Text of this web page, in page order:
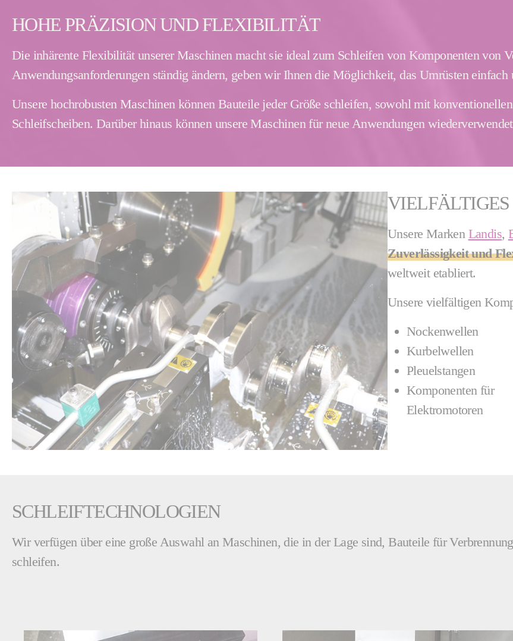
HOHE PRÄZISION UND FLEXIBILITÄT
Die inhärente Flexibilität unserer Maschinen macht sie ideal zum Schleifen von Komponenten von
Anwendungsanforderungen ständig ändern, geben wir Ihnen die Möglichkeit, das Umrüsten
Unsere hochrobusten Maschinen können Bauteile jeder Größe schleifen, sowohl mit
Schleifscheiben. Darüber hinaus können unsere Maschinen für neue Anwendungen
Unsere Marken Landis,
Zuverlässigkeit und
weltweit etabliert.
Unsere vielfältigen
Nockenwellen
Kurbelwellen
Pleuelstangen
Komponenten für
Elektromotoren
SCHLEIFTECHNOLOGIEN
Wir verfügen über eine große Auswahl an Maschinen, die in der Lage sind, Bauteile für
schleifen.